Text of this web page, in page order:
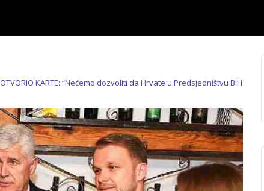
OTVORIO KARTE: “Nećemo dozvoliti da Hrvate u Predsjedništvu BiH